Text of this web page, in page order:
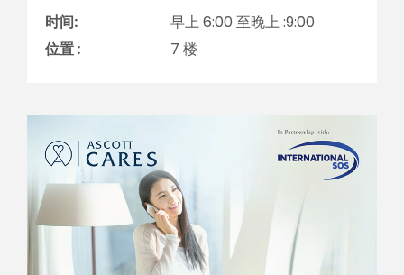
时间:
早上 6:00 至晚上 :9:00
位置 :
7 楼